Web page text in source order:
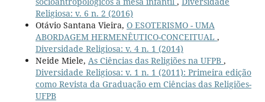
Religiosa: v. 6 n. 2 (2016)
Otávio Santana Vieira, O ESOTERISMO - UMA
ABORDAGEM HERMENÊUTICO-CONCEITUAL ,
Diversidade Religiosa: v. 4 n. 1 (2014)
Neide Miele, As Ciências das Religiões na UFPB ,
Diversidade Religiosa: v. 1 n. 1 (2011): Primeira edição
como Revista da Graduação em Ciências das Religiões-
UFPB